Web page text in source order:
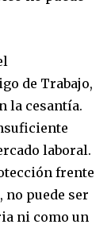
de Trabajo,
la cesantía.
laboral.
frente
puede ser
ni como un